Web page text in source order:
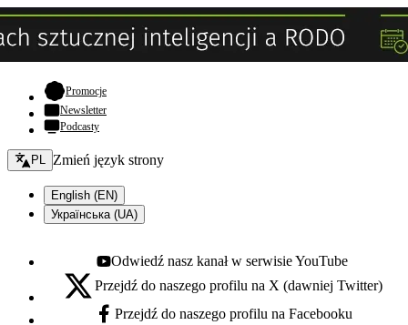
Promocje- otwiera się w nowej karcie
Newsletter
Podcasty
Zmień język - bieżący:
PL Zmień język strony
English (EN)
Українська (UA)
Youtube - otwiera się w nowej karcie
Odwiedź nasz kanał w serwisie YouTube
X - otwiera się w nowej karcie
Przejdź do naszego profilu na X (dawniej Twitter)
Facebook - otwiera się w nowej karcie
Przejdź do naszego profilu na Facebooku